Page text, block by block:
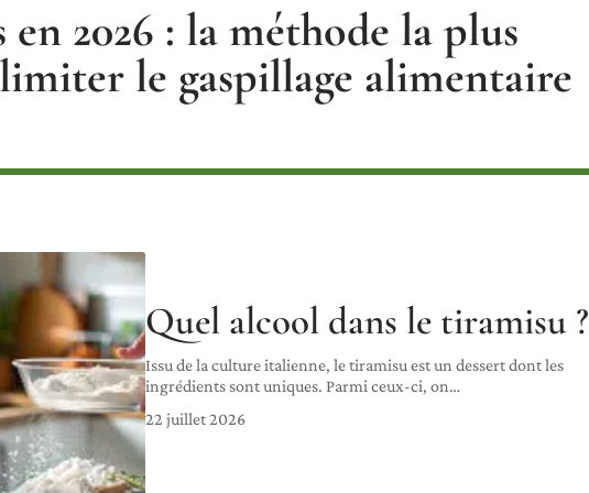
2026 : la méthode la plus
le gaspillage alimentaire
Quel alcool dans le tiramisu ?
Issu de la culture italienne, le tiramisu est un dessert dont les
ingrédients sont uniques. Parmi ceux-ci, on…
22 juillet 2026